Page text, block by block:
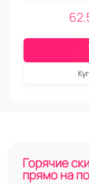
Горячие
прямо на